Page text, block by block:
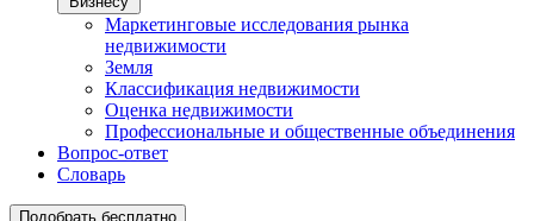
Маркетинговые исследования рынка
недвижимости
Земля
Классификация недвижимости
Оценка недвижимости
Профессиональные и общественные объединения
Вопрос-ответ
Словарь
Подобрать бесплатно